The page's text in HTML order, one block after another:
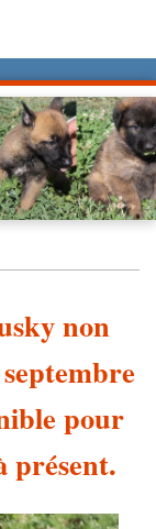
non
pour
présent.